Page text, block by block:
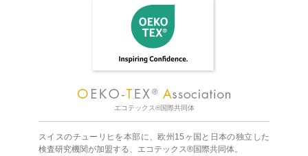
エコテックス®国際共同体
スイスのチューリヒを本部に、欧州15ヶ国と日本の独立した
検査研究機関が加盟する、エコテックス®国際共同体。